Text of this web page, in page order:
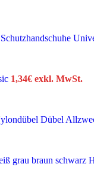
Schutzhandschuhe
1,34€ exkl. MwSt.